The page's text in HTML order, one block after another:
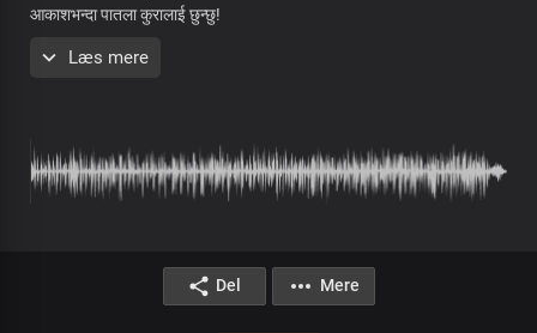
आकाशभन्दा पातला कुरालाई छुन्छु!
जसको अस्तित्व लोक मान्दैन
कोमलाकार पाषाण,
चाँदनीमा,
बल्किएर उठ्दछन् मूक पागलझैं,
पूल झैं एक किसिमका चकोर–पूल!
Læs mere
Del Mere